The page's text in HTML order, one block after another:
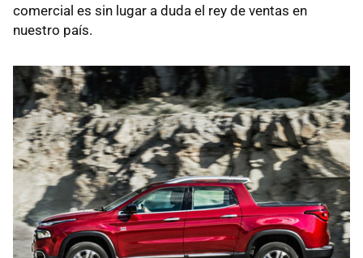
comercial es sin lugar a duda el rey de ventas en
nuestro país.